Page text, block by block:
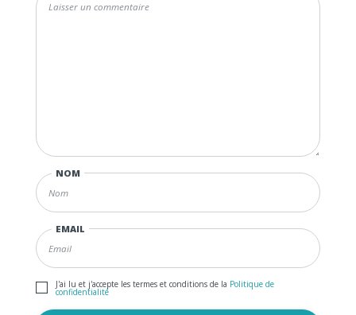
NOM
EMAIL
J'ai lu et j'accepte les termes et conditions de la Politique de
confidentialité